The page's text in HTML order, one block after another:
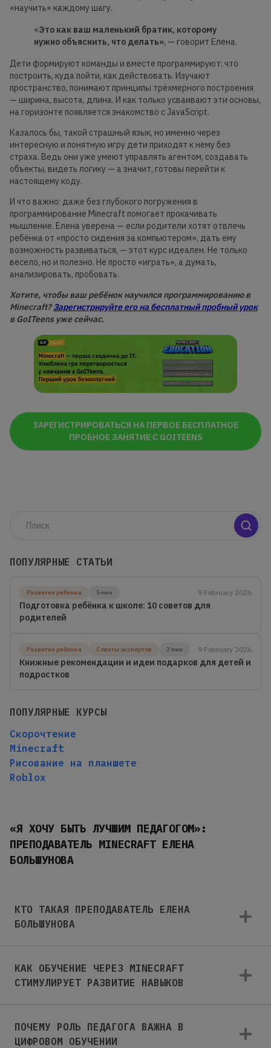
«научить» каждому шагу.
«Это как ваш маленький братик, которому
нужно объяснить, что делать», — говорит Елена.
Дети формируют команды и вместе программируют: что
построить, куда пойти, как действовать. Изучают
пространство, понимают принципы трёхмерного построения
— ширина, высота, длина. И как только усваивают эти основы,
на горизонте появляется знакомство с JavaScript.
Казалось бы, такой страшный язык, но именно через
интересную и понятную игру дети приходят к нему без
страха. Ведь они уже умеют управлять агентом, создавать
объекты, видеть логику — а значит, готовы перейти к
настоящему коду.
И что важно: даже без глубокого погружения в
программирование Minecraft помогает прокачивать
мышление. Елена уверена — если родители хотят отвлечь
ребёнка от «просто сидения за компьютером», дать ему
возможность развиваться, — этот курс идеален. Не только
весело, но и полезно. Не просто «играть», а думать,
анализировать, пробовать.
Хотите, чтобы ваш ребёнок научился программированию в
Minecraft?Зарегистрируйте его на бесплатный пробный урок
в GoITeens уже сейчас.
ЗАРЕГИСТРИРОВАТЬСЯ НА ПЕРВОЕ БЕСПЛАТНОЕ
ПРОБНОЕ ЗАНЯТИЕ С GOITEENS
ПОПУЛЯРНЫЕ СТАТЬИ
Развитие ребенка 5 мин 9 February 2026
Подготовка ребёнка к школе: 10 советов для
родителей
Развитие ребенка Советы экспертов 2 мин 9 February 2026
Книжные рекомендации и идеи подарков для детей и
подростков
ПОПУЛЯРНЫЕ КУРСЫ
Скорочтение
Minecraft
Рисование на планшете
Roblox
«Я ХОЧУ БЫТЬ ЛУЧШИМ ПЕДАГОГОМ»:
ПРЕПОДАВАТЕЛЬ MINECRAFT ЕЛЕНА
БОЛЬШУНОВА
КТО ТАКАЯ ПРЕПОДАВАТЕЛЬ ЕЛЕНА
БОЛЬШУНОВА
КАК ОБУЧЕНИЕ ЧЕРЕЗ MINECRAFT
СТИМУЛИРУЕТ РАЗВИТИЕ НАВЫКОВ
ПОЧЕМУ РОЛЬ ПЕДАГОГА ВАЖНА В
ЦИФРОВОМ ОБУЧЕНИИ